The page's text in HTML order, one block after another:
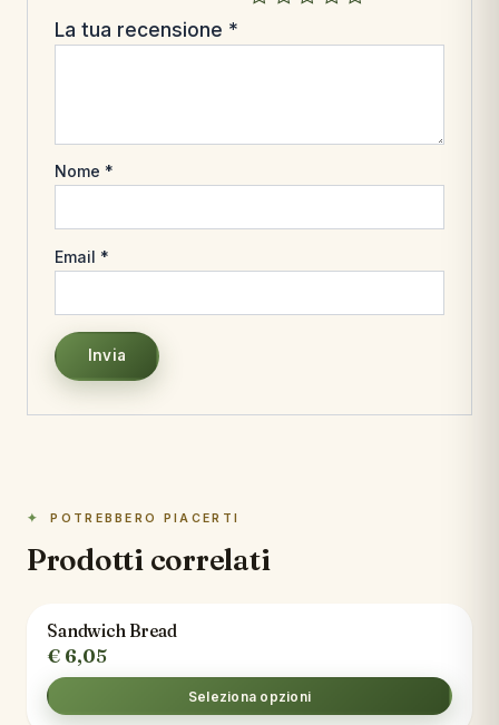
La tua recensione *
Nome *
Email *
POTREBBERO PIACERTI
Prodotti correlati
Sandwich Bread
€ 6,05
Seleziona opzioni